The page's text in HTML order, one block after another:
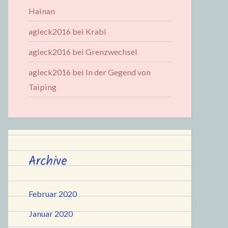
Hainan
agleck2016 bei Krabi
agleck2016 bei Grenzwechsel
agleck2016 bei In der Gegend von
Taiping
Archive
Februar 2020
Januar 2020